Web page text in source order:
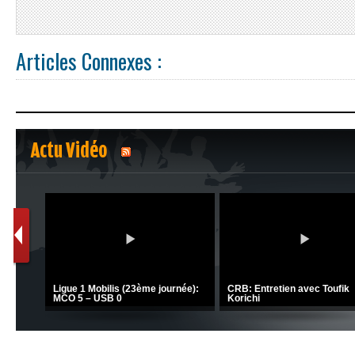
Articles Connexes :
Actu Vidéo
1 2
CRB: Entretien avec Toufik
Korichi
Ligue 1 Mobilis (23ème journée):
MCO 5 – USB 0